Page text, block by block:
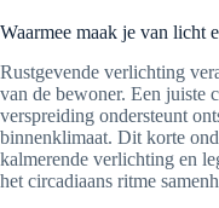
Waarmee maak je van licht
Rustgevende verlichting
van de bewoner. Een juiste
verspreiding ondersteunt
binnenklimaat. Dit korte
kalmerende verlichting en
het circadiaans ritme